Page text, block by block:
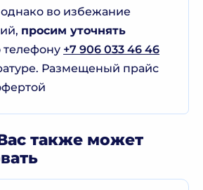
однако во избежание
просим уточнять
телефону +7 906 033 46 46
Размещеный прайс
также может